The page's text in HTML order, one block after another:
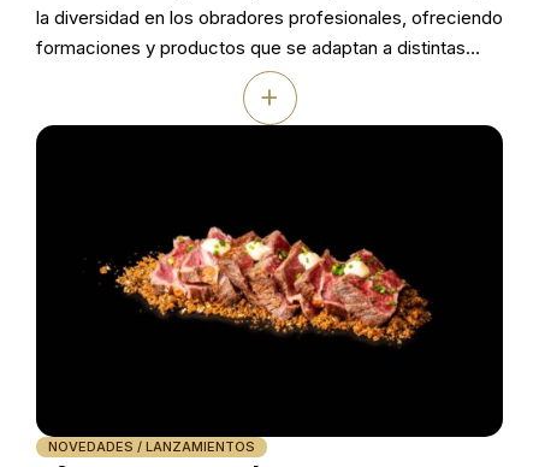
la diversidad en los obradores profesionales, ofreciendo
formaciones y productos que se adaptan a distintas
necesidades alimentarias sin renunciar a la calidad ni a la
creatividad.. Por eso hemos contado con Ori di Sicilia,
una firma italiana con más de 40 años de experiencia y
+
NOVEDADES / LANZAMIENTOS